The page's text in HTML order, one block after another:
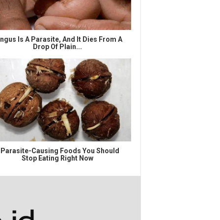
Is A Parasite, And It Dies From A
Drop Of Plain...
Causing Foods You Should
Stop Eating Right Now